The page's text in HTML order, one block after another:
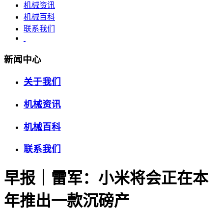
机械资讯
机械百科
联系我们
新闻中心
关于我们
机械资讯
机械百科
联系我们
早报｜雷军：小米将会正在本
年推出一款沉磅产